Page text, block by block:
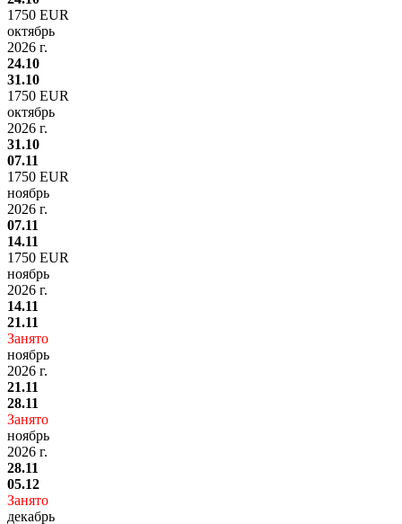
1750 EUR
октябрь
2026 г.
24.10
31.10
1750 EUR
октябрь
2026 г.
31.10
07.11
1750 EUR
ноябрь
2026 г.
07.11
14.11
1750 EUR
ноябрь
2026 г.
14.11
21.11
Занято
ноябрь
2026 г.
21.11
28.11
Занято
ноябрь
2026 г.
28.11
05.12
Занято
декабрь